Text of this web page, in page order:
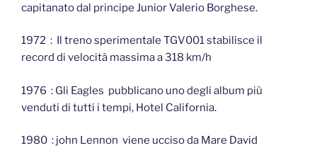
capitanato dal principe Junior Valerio Borghese.
1972 : Il treno sperimentale TGV001 stabilisce il
record di velocità massima a 318 km/h
1976 : Gli Eagles pubblicano uno degli album più
venduti di tutti i tempi, Hotel California.
1980 : john Lennon viene ucciso da Mare David